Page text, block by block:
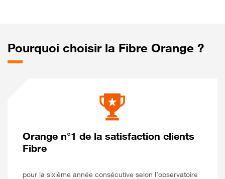
Pourquoi choisir la Fibre Orange ?
Orange n°1 de la satisfaction clients
Fibre
pour la sixième année consécutive selon l’observatoire